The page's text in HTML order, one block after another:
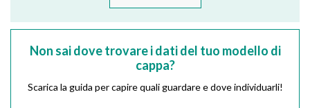
Non sai dove trovare i dati del tuo modello di
cappa?
Scarica la guida per capire quali guardare e dove individuarli!